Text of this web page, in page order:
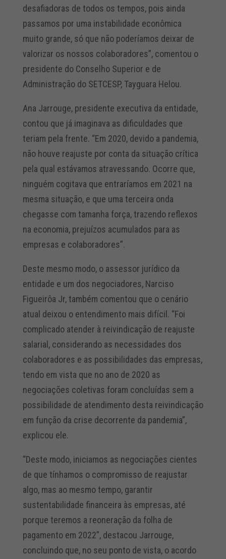
desafiadoras de todos os tempos, pois ainda
passamos por uma instabilidade econômica
muito grande, só que não poderíamos deixar de
valorizar os nossos colaboradores”, comentou o
presidente do Conselho Superior e de
Administração do SETCESP, Tayguara Helou.
Ana Jarrouge, presidente executiva da entidade,
contou que já imaginava as dificuldades que
teriam pela frente. “Em 2020, devido a pandemia,
não houve reajuste por conta da situação crítica
pela qual estávamos atravessando. Ocorre que,
ninguém cogitava que entraríamos em 2021 na
mesma situação, e que uma terceira onda
chegasse com tamanha força, trazendo reflexos
na economia, prejuízos acumulados para as
empresas e colaboradores”.
Deste mesmo modo, o assessor jurídico da
entidade e um dos negociadores, Narciso
Figueirôa Jr, também comentou que o cenário
atual deixou o entendimento mais difícil. “Foi
complicado atender à reivindicação de reajuste
salarial, considerando as necessidades dos
colaboradores e as possibilidades das empresas,
tendo em vista que no ano de 2020 as
negociações coletivas foram concluídas sem a
possibilidade de atendimento desta reivindicação
em função da crise decorrente da pandemia”,
explicou ele.
“Deste modo, iniciamos as negociações cientes
de que tínhamos o compromisso de reajustar
algo, mas ao mesmo tempo, garantir
sustentabilidade financeira às empresas, até
porque teremos a reoneração da folha de
pagamento em 2022”, destacou Jarrouge,
concluindo que, no seu ponto de vista, o acordo